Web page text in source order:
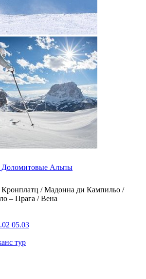
Альпы
Кронплатц / Мадонна ди Кампильо /
– Прага / Вена
05.03
тур